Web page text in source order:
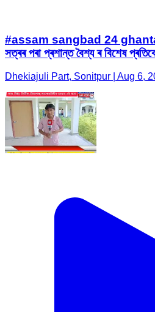
#assam sangbad 24 ghanta
সত্ৰৰ পৰা প্ৰশান্ত বৈশ্য ৰ বিশেষ
Dhekiajuli Part, Sonitpur | Aug 6,